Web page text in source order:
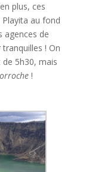
plus, ces
au fond
agences de
! On
5h30, mais
!